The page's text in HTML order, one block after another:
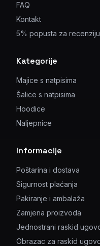
FAQ
Kontakt
5% popusta za recenziju
Kategorije
Majice s natpisima
Šalice s natpisima
Hoodice
Naljepnice
Informacije
Poštarina i dostava
Sigurnost plaćanja
Pakiranje i ambalaža
Zamjena proizvoda
Jednostrani raskid
Obrazac za raskid